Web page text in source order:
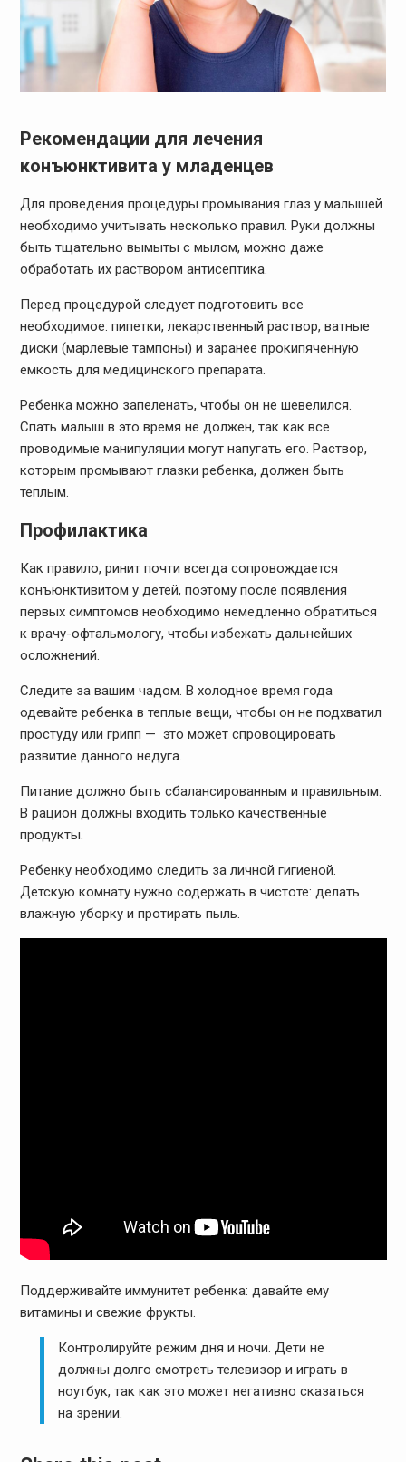
Рекомендации для лечения
конъюнктивита у младенцев
Для проведения процедуры промывания глаз у малышей
необходимо учитывать несколько правил. Руки должны
быть тщательно вымыты с мылом, можно даже
обработать их раствором антисептика.
Перед процедурой следует подготовить все
необходимое: пипетки, лекарственный раствор, ватные
диски (марлевые тампоны) и заранее прокипяченную
емкость для медицинского препарата.
Ребенка можно запеленать, чтобы он не шевелился.
Спать малыш в это время не должен, так как все
проводимые манипуляции могут напугать его. Раствор,
которым промывают глазки ребенка, должен быть
теплым.
Профилактика
Как правило, ринит почти всегда сопровождается
конъюнктивитом у детей, поэтому после появления
первых симптомов необходимо немедленно обратиться
к врачу-офтальмологу, чтобы избежать дальнейших
осложнений.
Следите за вашим чадом. В холодное время года
одевайте ребенка в теплые вещи, чтобы он не подхватил
простуду или грипп — это может спровоцировать
развитие данного недуга.
Питание должно быть сбалансированным и правильным.
В рацион должны входить только качественные
продукты.
Ребенку необходимо следить за личной гигиеной.
Детскую комнату нужно содержать в чистоте: делать
влажную уборку и протирать пыль.
Поддерживайте иммунитет ребенка: давайте ему
витамины и свежие фрукты.
Контролируйте режим дня и ночи. Дети не
должны долго смотреть телевизор и играть в
ноутбук, так как это может негативно сказаться
на зрении.